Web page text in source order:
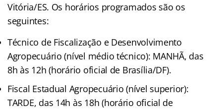
Vitória/ES. Os horários programados são os
seguintes:
Técnico de Fiscalização e Desenvolvimento
Agropecuário (nível médio técnico): MANHÃ, das
8h às 12h (horário oficial de Brasília/DF).
Fiscal Estadual Agropecuário (nível superior):
TARDE, das 14h às 18h (horário oficial de